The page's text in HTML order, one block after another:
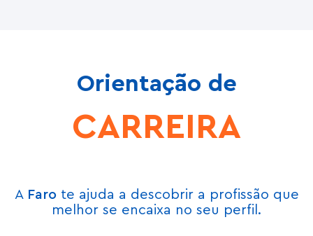
Orientação de
CARREIRA
A Farote ajuda a descobrir a profissão que
melhor se encaixa no seu perfil.